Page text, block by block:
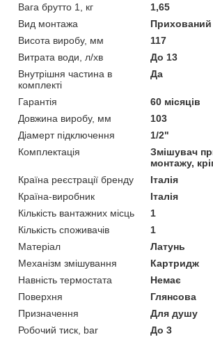
Вага брутто 1, кг
1,65
Вид монтажа
Прихований
Висота виробу, мм
117
Витрата води, л/хв
До 13
Внутрішня частина в
комплекті
Да
Гарантія
60 місяців
Довжина виробу, мм
103
Діамерт підключення
1/2"
Комплектація
Змішувач
монтажу,
Країна реєстрації бренду
Італія
Країна-виробник
Італія
Кількість вантажних місць
1
Кількість споживачів
1
Матеріал
Латунь
Механізм змішування
Картридж
Навність термостата
Немає
Поверхня
Глянсова
Призначення
Для душу
Робочий тиск, bar
До 3